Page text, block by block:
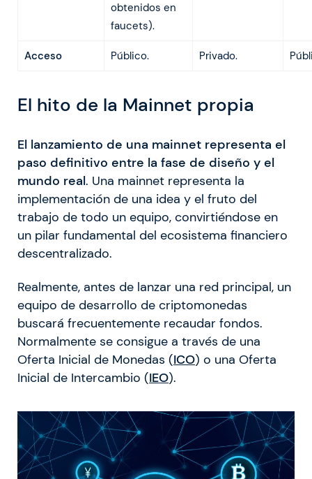
obtenidos en
faucets).
Acceso Público. Privado.
El hito de la Mainnet propia
El lanzamiento de una mainnet representa el
paso definitivo entre la fase de diseño y el
mundo real. Una mainnet representa la
implementación de una idea y el fruto del
trabajo de todo un equipo, convirtiéndose en
un pilar fundamental del ecosistema financiero
descentralizado.
Realmente, antes de lanzar una red principal, un
equipo de desarrollo de criptomonedas
buscará frecuentemente recaudar fondos.
Normalmente se consigue a través de una
Oferta Inicial de Monedas (ICO) o una Oferta
Inicial de Intercambio (IEO).